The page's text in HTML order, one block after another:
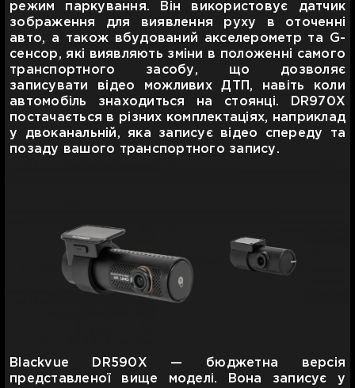
режим паркування. Він використовує датчик
зображення для виявлення руху в оточенні
авто, а також вбудований акселерометр та G-
сенсор, які виявляють зміни в положенні самого
транспортного засобу, що дозволяє
записувати відео можливих ДТП, навіть коли
автомобіль знаходиться на стоянці. DR970X
постачається в різних комплектаціях, наприклад
у двоканальній, яка записує відео спереду та
позаду вашого транспортного запису.
Blackvue DR590X — бюджетна версія
представленої вище моделі. Вона записує у